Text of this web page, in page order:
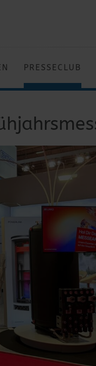
PRESSECLUB